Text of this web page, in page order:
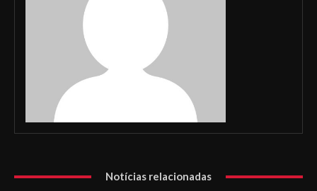
Notícias relacionadas